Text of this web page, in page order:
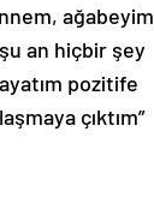
ağabeyim
an hiçbir şey
pozitife
çıktım”